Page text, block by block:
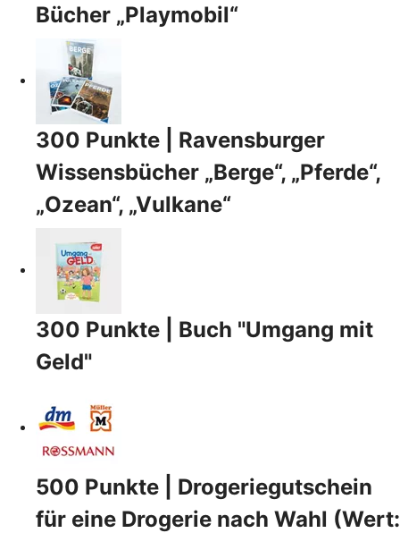
Bücher „Playmobil“
300 Punkte | Ravensburger
Wissensbücher „Berge“, „Pferde“,
„Ozean“, „Vulkane“
300 Punkte | Buch "Umgang mit
Geld"
500 Punkte | Drogeriegutschein
für eine Drogerie nach Wahl (Wert: